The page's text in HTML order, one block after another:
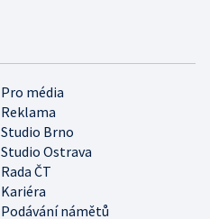
Pro média
Reklama
Studio Brno
Studio Ostrava
Rada ČT
Kariéra
Podávání námětů